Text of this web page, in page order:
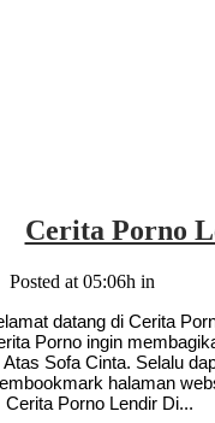
Cerita Porno
Posted at 05:06h in
datang di Cerita
Porno ingin
Atas Sofa Cinta. Selalu
halaman
Cerita Porno Lendir Di...